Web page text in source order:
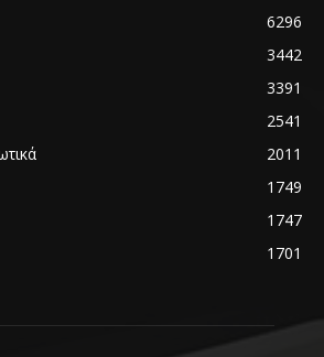
6296
3442
3391
2541
2011
1749
1747
1701